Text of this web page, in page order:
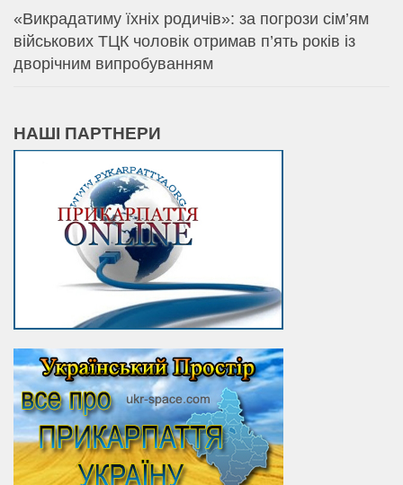
«Викрадатиму їхніх родичів»: за погрози сім’ям
військових ТЦК чоловік отримав п’ять років із
дворічним випробуванням
НАШІ ПАРТНЕРИ